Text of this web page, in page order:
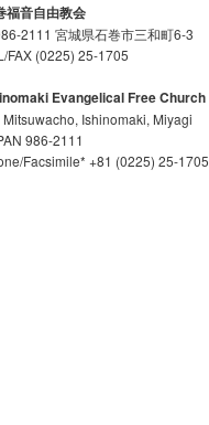
福音自由教会
2111 宮城県石巻市三和町6-3
FAX (0225) 25-1705
Evangelical Free Church
Mitsuwacho, Ishinomaki, Miyagi
986-2111
Facsimile* +81 (0225) 25-1705